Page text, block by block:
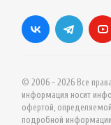
© 2006 - 2026 Все
информация носит
офертой,
подробной